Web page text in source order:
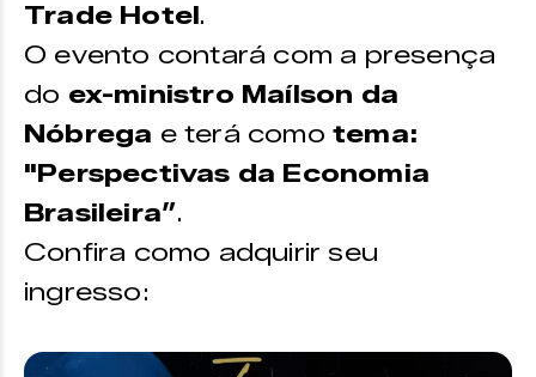
Trade Hotel.
O evento contará com a presença
do ex-ministro Maílson da
Nóbrega e terá comotema:
"Perspectivas da Economia
Brasileira”.
Confira como adquirir seu
ingresso: